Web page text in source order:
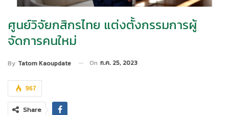
ศูนย์วิจัยกสิกรไทย แต่งตั้งกรรมการผู้
จัดการคนใหม่
By Tatom Kaoupdate On ก.ค. 25, 2023
967
Share